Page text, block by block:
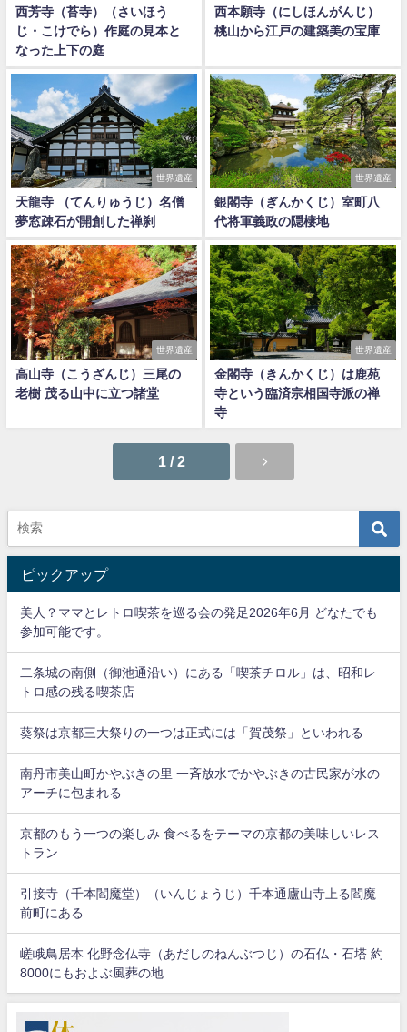
西芳寺（苔寺）（さいほう
じ・こけでら）作庭の見本と
なった上下の庭
西本願寺（にしほんがんじ）
桃山から江戸の建築美の宝庫
世界遺産
天龍寺 （てんりゅうじ）名僧
夢窓疎石が開創した禅刹
世界遺産
銀閣寺（ぎんかくじ）室町八
代将軍義政の隠棲地
世界遺産
高山寺（こうざんじ）三尾の
老樹 茂る山中に立つ諸堂
世界遺産
金閣寺（きんかくじ）は鹿苑
寺という臨済宗相国寺派の禅
寺
1 / 2
ピックアップ
美人？ママとレトロ喫茶を巡る会の発足2026年6月 どなたでも
参加可能です。
二条城の南側（御池通沿い）にある「喫茶チロル」は、昭和レ
トロ感の残る喫茶店
葵祭は京都三大祭りの一つは正式には「賀茂祭」といわれる
南丹市美山町かやぶきの里 一斉放水でかやぶきの古民家が水の
アーチに包まれる
京都のもう一つの楽しみ 食べるをテーマの京都の美味しいレス
トラン
引接寺（千本閻魔堂）（いんじょうじ）千本通廬山寺上る閻魔
前町にある
嵯峨鳥居本 化野念仏寺（あだしのねんぶつじ）の石仏・石塔 約
8000にもおよぶ風葬の地